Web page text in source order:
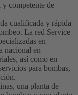
y competente de
cualificada y rápida
La red Service
en
nacional en
así como en
para bombas,
una planta de